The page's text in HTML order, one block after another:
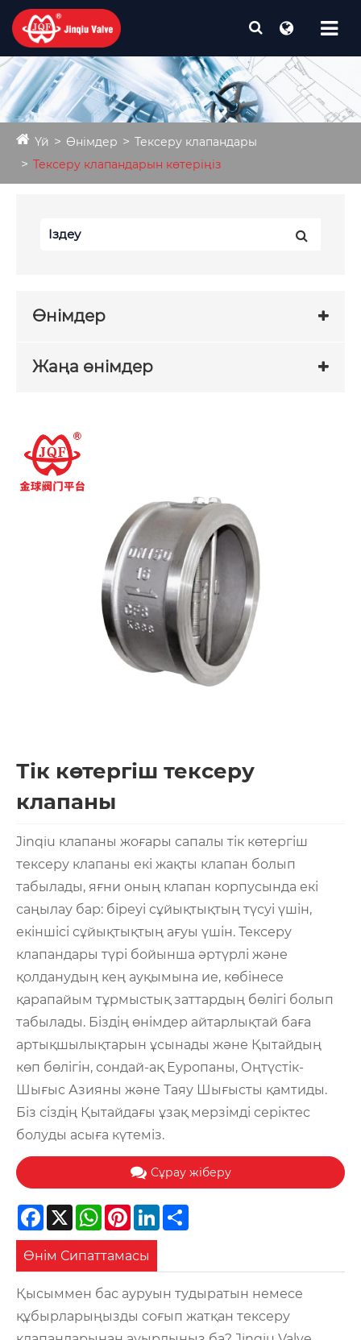
Үй Өнімдер
Тексеру клапандары
Тексеру клапандарын көтеріңіз
Өнімдер
Жаңа өнімдер
Тік көтергіш тексеру
клапаны
Jinqiu клапаны жоғары сапалы тік көтергіш
тексеру клапаны екі жақты клапан болып
табылады, яғни оның клапан корпусында екі
саңылау бар: біреуі сұйықтықтың түсуі үшін,
екіншісі сұйықтықтың ағуы үшін. Тексеру
клапандары түрі бойынша әртүрлі және
қолданудың кең ауқымына ие, көбінесе
қарапайым тұрмыстық заттардың бөлігі болып
табылады. Біздің өнімдер айтарлықтай баға
артықшылықтарын ұсынады және Қытайдың
көп бөлігін, сондай-ақ Еуропаны, Оңтүстік-
Шығыс Азияны және Таяу Шығысты қамтиды.
Біз сіздің Қытайдағы ұзақ мерзімді серіктес
болуды асыға күтеміз.
Сұрау жіберу
Facebook
X WhatsApp
Pinterest
LinkedIn
Өнім Сипаттамасы
Қысыммен бас ауруын тудыратын немесе
құбырларыңызды соғып жатқан тексеру